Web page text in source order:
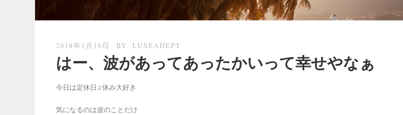
2018年1月16日 BY LUSEADEPT
はー、波があってあったかいって幸せやなぁ
今日は定休日♫休み大好き
気になるのは波のことだけ